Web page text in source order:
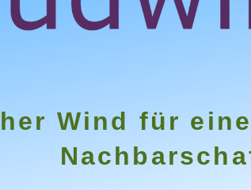
Wind für